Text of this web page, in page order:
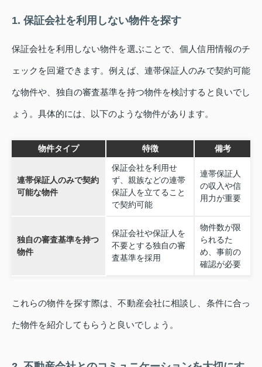
1. 保証会社を利用しない物件を探す
保証会社を利用しない物件を選ぶことで、個人信用情報のチ
ェックを回避できます。例えば、連帯保証人のみで契約可能
な物件や、独自の審査基準を持つ物件を検討すると良いでし
ょう。具体的には、以下のような物件があります。
物件タイプ 特徴 備考
連帯保証人のみで契約
可能な物件
保証会社を利用せ
ず、親族などの連帯
保証人を立てること
で契約可能
連帯保証人
の収入や信
用力が重要
独自の審査基準を持つ
物件
保証会社や保証人を
不要とする独自の審
査基準を採用
物件数が限
られるた
め、事前の
確認が必要
これらの物件を探す際は、不動産会社に相談し、条件に合っ
た物件を紹介してもらうと良いでしょう。